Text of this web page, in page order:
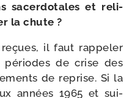
sacer­do­tales et reli­
la chute ?
il faut rap­pe­ler
périodes de crise des
de reprise. Si la
années 1965 et sui­